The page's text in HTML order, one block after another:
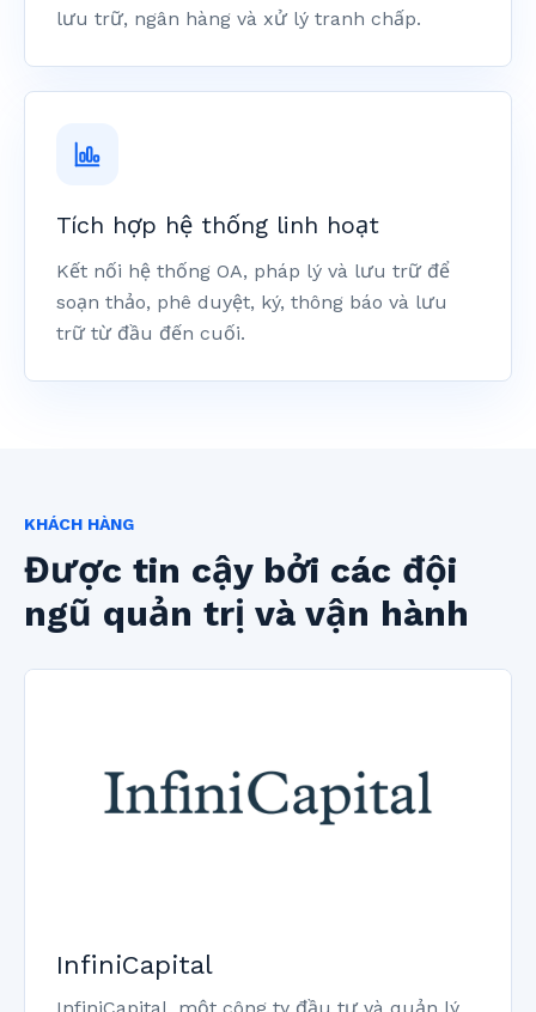
lưu trữ, ngân hàng và xử lý tranh chấp.
Tích hợp hệ thống linh hoạt
Kết nối hệ thống OA, pháp lý và lưu trữ để
soạn thảo, phê duyệt, ký, thông báo và lưu
trữ từ đầu đến cuối.
KHÁCH HÀNG
Được tin cậy bởi các đội
ngũ quản trị và vận hành
InfiniCapital